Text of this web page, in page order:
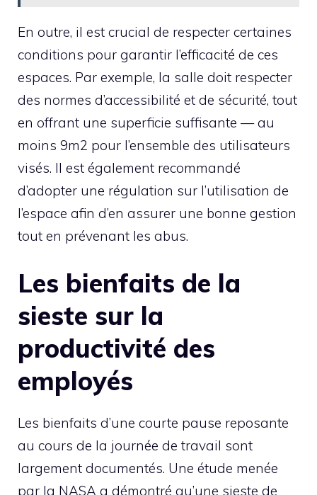
En outre, il est crucial de respecter certaines
conditions pour garantir l’efficacité de ces
espaces. Par exemple, la salle doit respecter
des normes d’accessibilité et de sécurité, tout
en offrant une superficie suffisante — au
moins 9m2 pour l’ensemble des utilisateurs
visés. Il est également recommandé
d’adopter une régulation sur l’utilisation de
l’espace afin d’en assurer une bonne gestion
tout en prévenant les abus.
Les bienfaits de la
sieste sur la
productivité des
employés
Les bienfaits d’une courte pause reposante
au cours de la journée de travail sont
largement documentés. Une étude menée
par la NASA a démontré qu’une sieste de